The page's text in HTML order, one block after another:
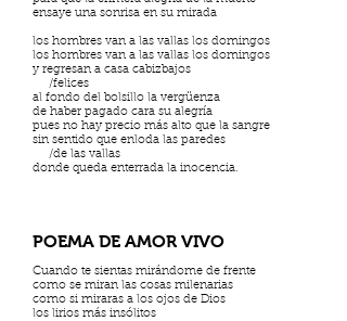
ensaye una sonrisa en su mirada
los hombres van a las vallas los domingos
los hombres van a las vallas los domingos
y regresan a casa cabizbajos
/felices
al fondo del bolsillo la vergüenza
de haber pagado cara su alegría
pues no hay precio más alto que la sangre
sin sentido que enloda las paredes
/de las vallas
donde queda enterrada la inocencia.
POEMA DE AMOR VIVO
Cuando te sientas mirándome de frente
como se miran las cosas milenarias
como si miraras a los ojos de Dios
los lirios más insólitos